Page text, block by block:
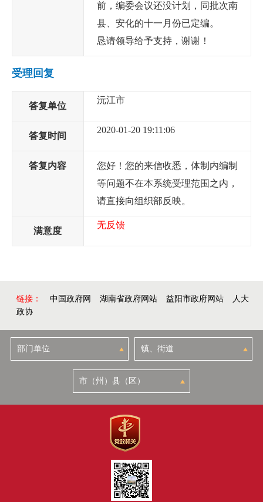
前，编委会议还没计划，同批次南
县、安化的十一月份已定编。
恳请领导给予支持，谢谢！
受理回复
答复单位
沅江市
答复时间
2020-01-20 19:11:06
答复内容
您好！您的来信收悉，体制内编制
等问题不在本系统受理范围之内，
请直接向组织部反映。
满意度
无反馈
链接： 中国政府网 湖南省政府网站 益阳市政府网站
人大
政协